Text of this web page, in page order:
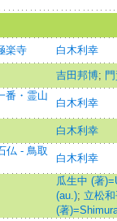
楽寺 白木利幸
吉田邦博;
番・霊山
白木利幸
白木利幸
仏 - 鳥取
白木利幸
瓜生中 (著
(au.); 立松
(著